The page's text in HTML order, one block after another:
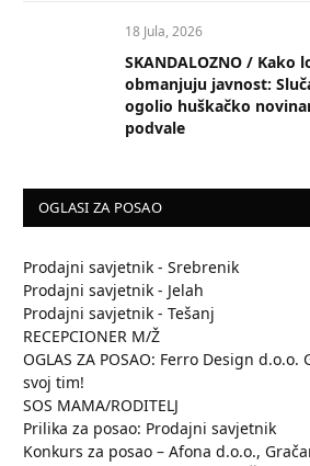
18 Jula, 2026
SKANDALOZNO / Kako
obmanjuju javnost:
ogolio huškačko
podvale
OGLASI ZA POSAO
Prodajni savjetnik - Srebrenik
Prodajni savjetnik - Jelah
Prodajni savjetnik - Tešanj
RECEPCIONER M/Ž
OGLAS ZA POSAO: Ferro Design
svoj tim!
SOS MAMA/RODITELJ
Prilika za posao: Prodajni savjetnik
Konkurs za posao – Afona d.o.o.,